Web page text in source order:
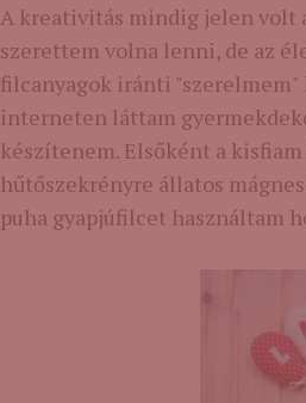
A kreativitás mindig jelen volt
szerettem volna lenni, de az
filcanyagok iránti "szerelmem"
interneten láttam
készítenem. Elsőként a
hűtőszekrényre állatos
puha gyapjúfilcet használtam